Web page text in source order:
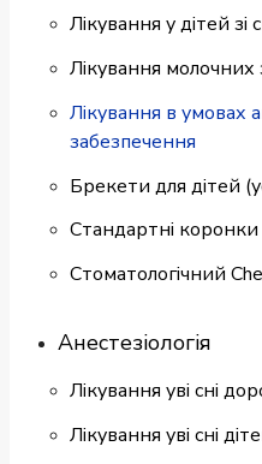
Лікування у дітей
Лікування
Лікування в умовах
забезпечення
Брекети для дітей
Cтандартні коронки
Стоматологiчний
Анестезіологія
Лікування уві сні
Лікування уві сні